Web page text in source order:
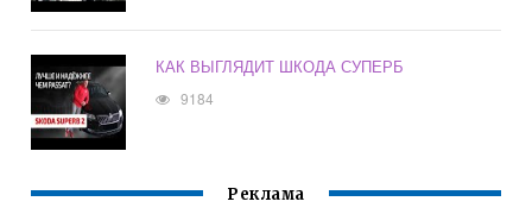
КАК ВЫГЛЯДИТ ШКОДА СУПЕРБ
9184
Реклама